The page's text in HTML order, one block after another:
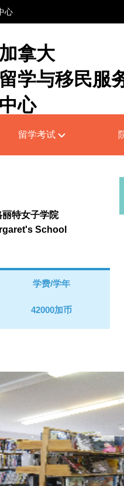
心
加拿大
留学与移民服
中心
Service Centre
留学考试
丽特女子学院
School
学费/学年
42000加币